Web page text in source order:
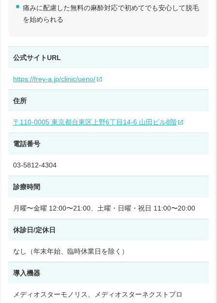
痛みに配慮した無料の麻酔対応で初めてでも安心して脱毛
を始められる
公式サイトURL
https://frey-a.jp/clinic/ueno/
住所
〒110-0005 東京都台東区上野6丁目14-6 山田ビル8階
電話番号
03-5812-4304
診療時間
月曜〜金曜 12:00〜21:00、土曜・日曜・祝日 11:00〜20:00
休診日/定休日
なし（年末年始、臨時休業日を除く）
導入機器
メディオスターモノリス、メディオスターネクストプロ